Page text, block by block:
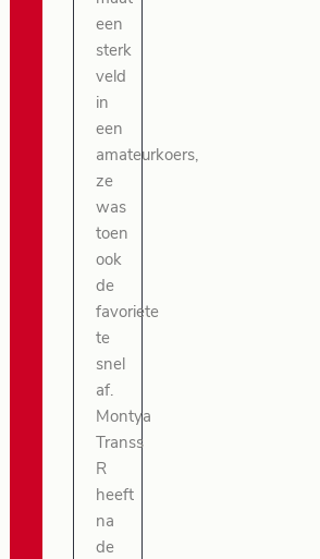
een
sterk
veld
in
een
amateurkoers,
ze
was
toen
ook
de
favoriete
te
snel
af.
Montya
Transs
R
heeft
na
de